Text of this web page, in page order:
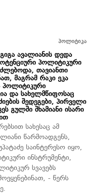
პოლიტიკა
გიგა ავალიანის დედა
პოლიტიკური
თავიანთი
მაგრამ რაკი ეკა
პოლიტიკური
და სახელმწიფოსაც
შედეგები, პირველი
გულში შხამიანი ისარი
სახესაც ამ
წარმოადგენს,
საინტერესო იყო,
ინსტრუმენტი,
სვავებს
- წერს